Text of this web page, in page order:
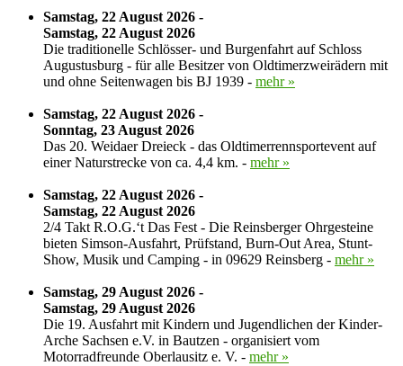
Samstag, 22 August 2026 -
Samstag, 22 August 2026
Die traditionelle Schlösser- und Burgenfahrt auf Schloss
Augustusburg - für alle Besitzer von Oldtimerzweirädern mit
und ohne Seitenwagen bis BJ 1939 - mehr »
Samstag, 22 August 2026 -
Sonntag, 23 August 2026
Das 20. Weidaer Dreieck - das Oldtimerrennsportevent auf
einer Naturstrecke von ca. 4,4 km. - mehr »
Samstag, 22 August 2026 -
Samstag, 22 August 2026
2/4 Takt R.O.G.‘t Das Fest - Die Reinsberger Ohrgesteine
bieten Simson-Ausfahrt, Prüfstand, Burn-Out Area, Stunt-
Show, Musik und Camping - in 09629 Reinsberg - mehr »
Samstag, 29 August 2026 -
Samstag, 29 August 2026
Die 19. Ausfahrt mit Kindern und Jugendlichen der Kinder-
Arche Sachsen e.V. in Bautzen - organisiert vom
Motorradfreunde Oberlausitz e. V. - mehr »